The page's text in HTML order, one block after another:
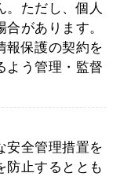
。ただし、個人
があります。
報保護の契約を
よう管理・監督
安全管理措置を
防止するととも